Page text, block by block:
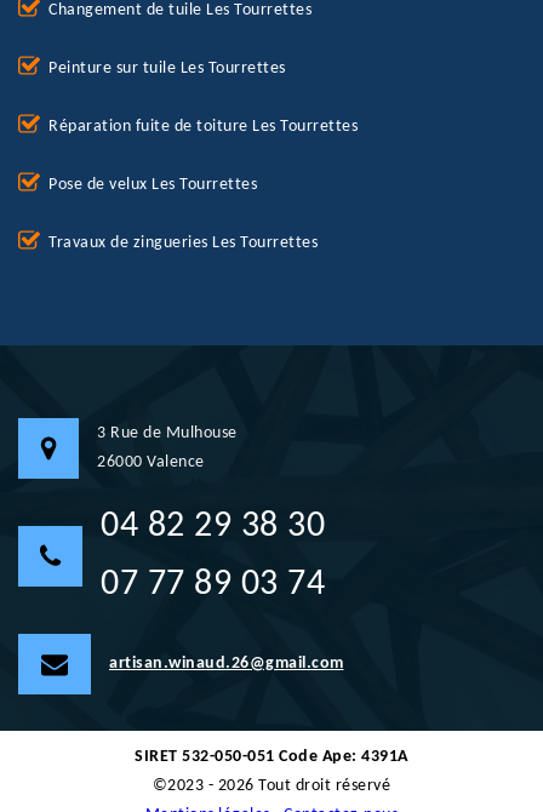
Changement de tuile Les Tourrettes
Peinture sur tuile Les Tourrettes
Réparation fuite de toiture Les Tourrettes
Pose de velux Les Tourrettes
Travaux de zingueries Les Tourrettes
3 Rue de Mulhouse
26000 Valence
04 82 29 38 30
07 77 89 03 74
artisan.winaud.26@gmail.com
SIRET 532-050-051 Code Ape: 4391A
©2023 - 2026 Tout droit réservé